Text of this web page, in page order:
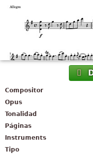
Compositor
Opus
Tonalidad
Páginas
Instruments
Tipo